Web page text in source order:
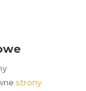
strony